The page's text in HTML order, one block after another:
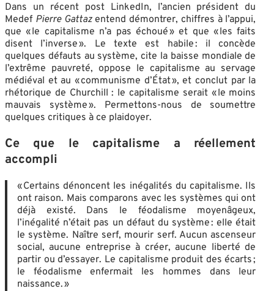
Dans un récent post LinkedIn, l’ancien président du
Medef Pierre Gattazentend démontrer, chiffres à l’appui,
que « le capitalisme n’a pas échoué » et que « les faits
disent l’inverse ». Le texte est habile : il concède
quelques défauts au système, cite la baisse mondiale de
l’extrême pauvreté, oppose le capitalisme au servage
médiéval et au « communisme d’État », et conclut par la
rhétorique de Churchill : le capitalisme serait « le moins
mauvais système ». Permettons-nous de soumettre
quelques critiques à ce plaidoyer.
Ce que le capitalisme a réellement
accompli
« Certains dénoncent les inégalités du capitalisme. Ils
ont raison. Mais comparons avec les systèmes qui ont
déjà existé. Dans le féodalisme moyenâgeux,
l’inégalité n’était pas un défaut du système : elle était
le système. Naître serf, mourir serf. Aucun ascenseur
social, aucune entreprise à créer, aucune liberté de
partir ou d’essayer. Le capitalisme produit des écarts ;
le féodalisme enfermait les hommes dans leur
naissance. »